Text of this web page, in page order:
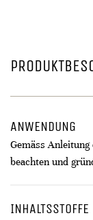
ANWENDUNG
Gemäss
beachten und
INHALTSSTOFFE